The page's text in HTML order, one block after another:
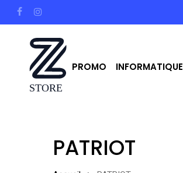
to
facebookinstagram
PROMO INFORMATIQUE
PATRIOT